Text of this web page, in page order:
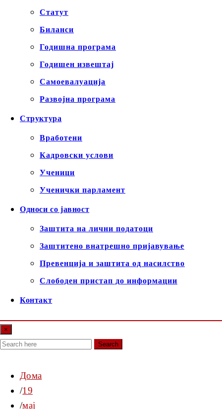
Статут
Биланси
Годишна програма
Годишен извештај
Самоевалуација
Развојна програма
Структура
Вработени
Кадровски услови
Ученици
Ученички парламент
Односи со јавност
Заштита на лични податоци
Заштитено внатрешно пријавување
Превенција и заштита од насилство
Слободен пристап до информации
Контакт
×
Search
Дома
19
мај